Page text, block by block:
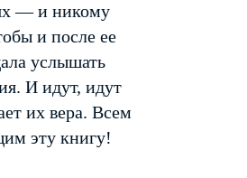
— и никому
и после ее
услышать
И идут, идут
их вера. Всем
эту книгу!